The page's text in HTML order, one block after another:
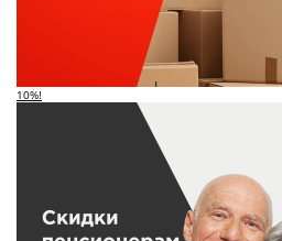
10%!